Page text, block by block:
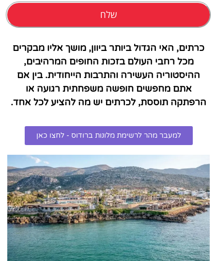
שלח
כרתים, האי הגדול ביותר ביוון, מושך אליו מבקרים
מכל רחבי העולם בזכות החופים המרהיבים,
ההיסטוריה העשירה והתרבות הייחודית. בין אם
אתם מחפשים חופשה משפחתית רגועה או
הרפתקה תוססת, לכרתים יש מה להציע לכל אחד.
למעבר מהר לרשימת מלונות ברודוס - לחצו כאן